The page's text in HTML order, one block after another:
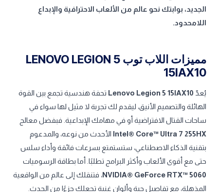
الجديد، بوابتك نحو عالم من الألعاب الاحترافية والإبداع
اللامحدود.